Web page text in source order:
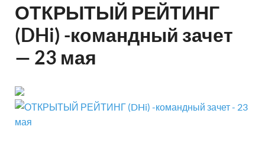
ОТКРЫТЫЙ РЕЙТИНГ
(DHi) -командный зачет
— 23 мая